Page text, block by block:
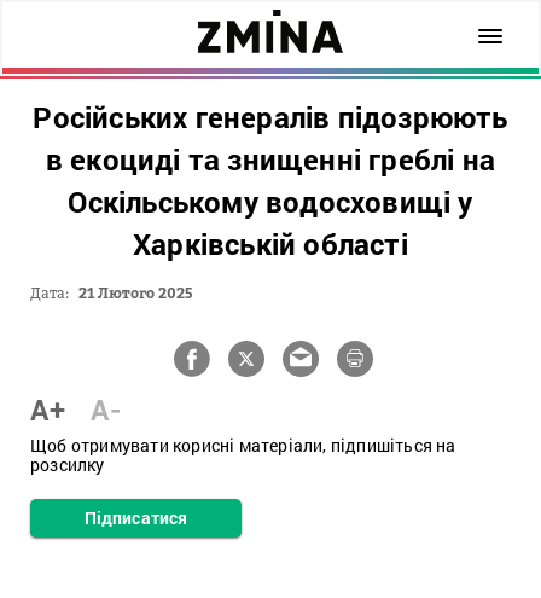
Російських генералів підозрюють
в екоциді та знищенні греблі на
Оскільському водосховищі у
Харківській області
Дата: 21 Лютого 2025
A+ A-
Щоб отримувати корисні матеріали, підпишіться на
розсилку
Підписатися